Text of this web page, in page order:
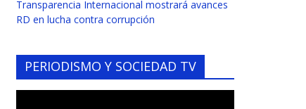
Transparencia Internacional mostrará avances
RD en lucha contra corrupción
PERIODISMO Y SOCIEDAD TV